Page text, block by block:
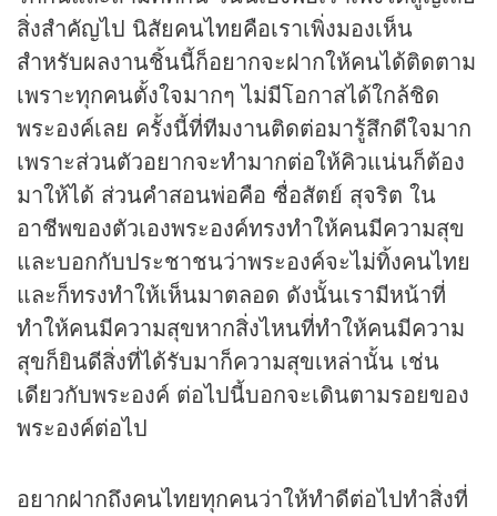
สิ่งสำคัญไป นิสัยคนไทยคือเราเพิ่งมองเห็น
สำหรับผลงานชิ้นนี้ก็อยากจะฝากให้คนได้ติดตาม
เพราะทุกคนตั้งใจมากๆ ไม่มีโอกาสได้ใกล้ชิด
พระองค์เลย ครั้งนี้ที่ทีมงานติดต่อมารู้สึกดีใจมาก
เพราะส่วนตัวอยากจะทำมากต่อให้คิวแน่นก็ต้อง
มาให้ได้ ส่วนคำสอนพ่อคือ ซื่อสัตย์ สุจริต ใน
อาชีพของตัวเองพระองค์ทรงทำให้คนมีความสุข
และบอกกับประชาชนว่าพระองค์จะไม่ทิ้งคนไทย
และก็ทรงทำให้เห็นมาตลอด ดังนั้นเรามีหน้าที่
ทำให้คนมีความสุขหากสิ่งไหนที่ทำให้คนมีความ
สุขก็ยินดีสิ่งที่ได้รับมาก็ความสุขเหล่านั้น เช่น
เดียวกับพระองค์ ต่อไปนี้บอกจะเดินตามรอยของ
พระองค์ต่อไป
อยากฝากถึงคนไทยทุกคนว่าให้ทำดีต่อไปทำสิ่งที่